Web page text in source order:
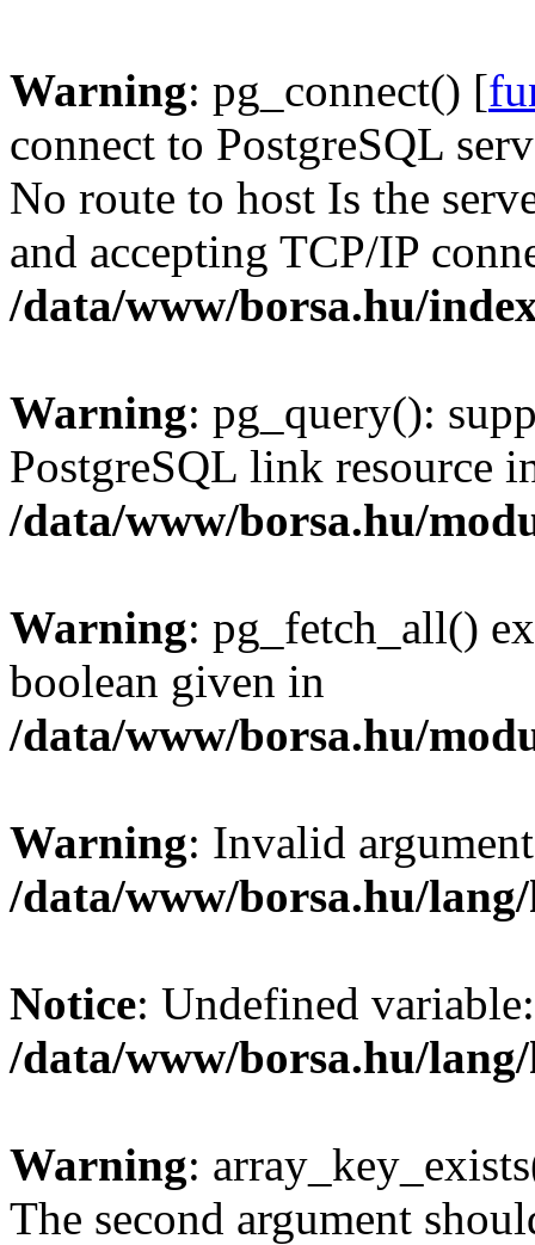
Warning: pg_connect() [
connect to PostgreSQL
No route to host Is the
and accepting TCP/IP
/data/www/borsa.hu/
Warning: pg_query():
PostgreSQL link resource
/data/www/borsa.hu/
Warning: pg_fetch_all()
boolean given in
/data/www/borsa.hu/
Warning: Invalid
/data/www/borsa.hu/
Notice: Undefined
/data/www/borsa.hu/
Warning:
The second argument